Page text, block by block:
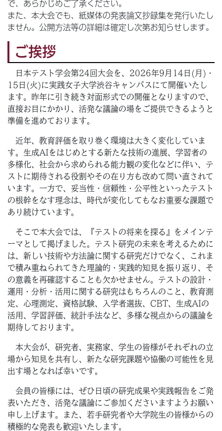
で、あらかじめご了承ください。
また、本大会でも、紙媒体の発表論文抄録集を発行いたし
ません。公開方法等の詳細は確定し次第お知らせします。
ご挨拶
日本テスト学会第24回大会を、2026年9月14日(月)・
15日(火)に実践女子大学渋谷キャンパスにて開催いたし
ます。昨年に引き続き対面形式での開催となりますので、
直接お目にかかり、活発な議論の場をご提供できるようと
準備を進めております。
近年、教育評価を取り巻く環境は大きく変化していま
す。生成AIをはじめとする新たな技術の進展、学習者の
多様化、社会から求められる能力観の変化などに伴い、テ
ストに期待される役割やその在り方も改めて問い直されて
います。一方で、妥当性・信頼性・公平性といったテスト
の根幹をなす理念は、時代が変化してもなお重要な課題で
あり続けています。
そこで本大会では、『テストの将来を探る』をメインテ
ーマとして掲げました。テスト研究の未来を考えるために
は、新しい技術や方法論に関する研究だけでなく、これま
で積み重ねられてきた理論的・実践的知見を振り返り、そ
の意義を再確認することも欠かせません。テストの設計・
運用・分析・活用に関する研究はもちろんのこと、教育測
定、心理測定、資格試験、入学者選抜、CBT、生成AIの
活用、学習評価、統計手法など、多様な視点からの議論を
期待しております。
本大会が、研究者、実務家、学生の皆様がそれぞれの立
場から知見を共有し、新たな研究課題や協働の可能性を見
出す場となれば幸いです。
会員の皆様には、ぜひ日頃の研究成果や実践報告をご発
表いただき、活発な議論にご参加くださいますようお願い
申し上げます。また、若手研究者や大学院生の皆様からの
積極的な発表も歓迎いたします。